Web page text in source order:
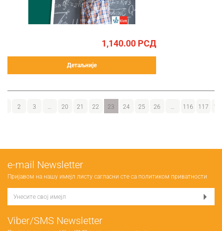
1,140.00 РСД
Детаљније
2 3 20 21 22 23 24 25 26 116 117
е-mail Newsletter
Пријавом на нашу имејл листу сагласни сте са политиком приватности
Viber/SMS Newsletter